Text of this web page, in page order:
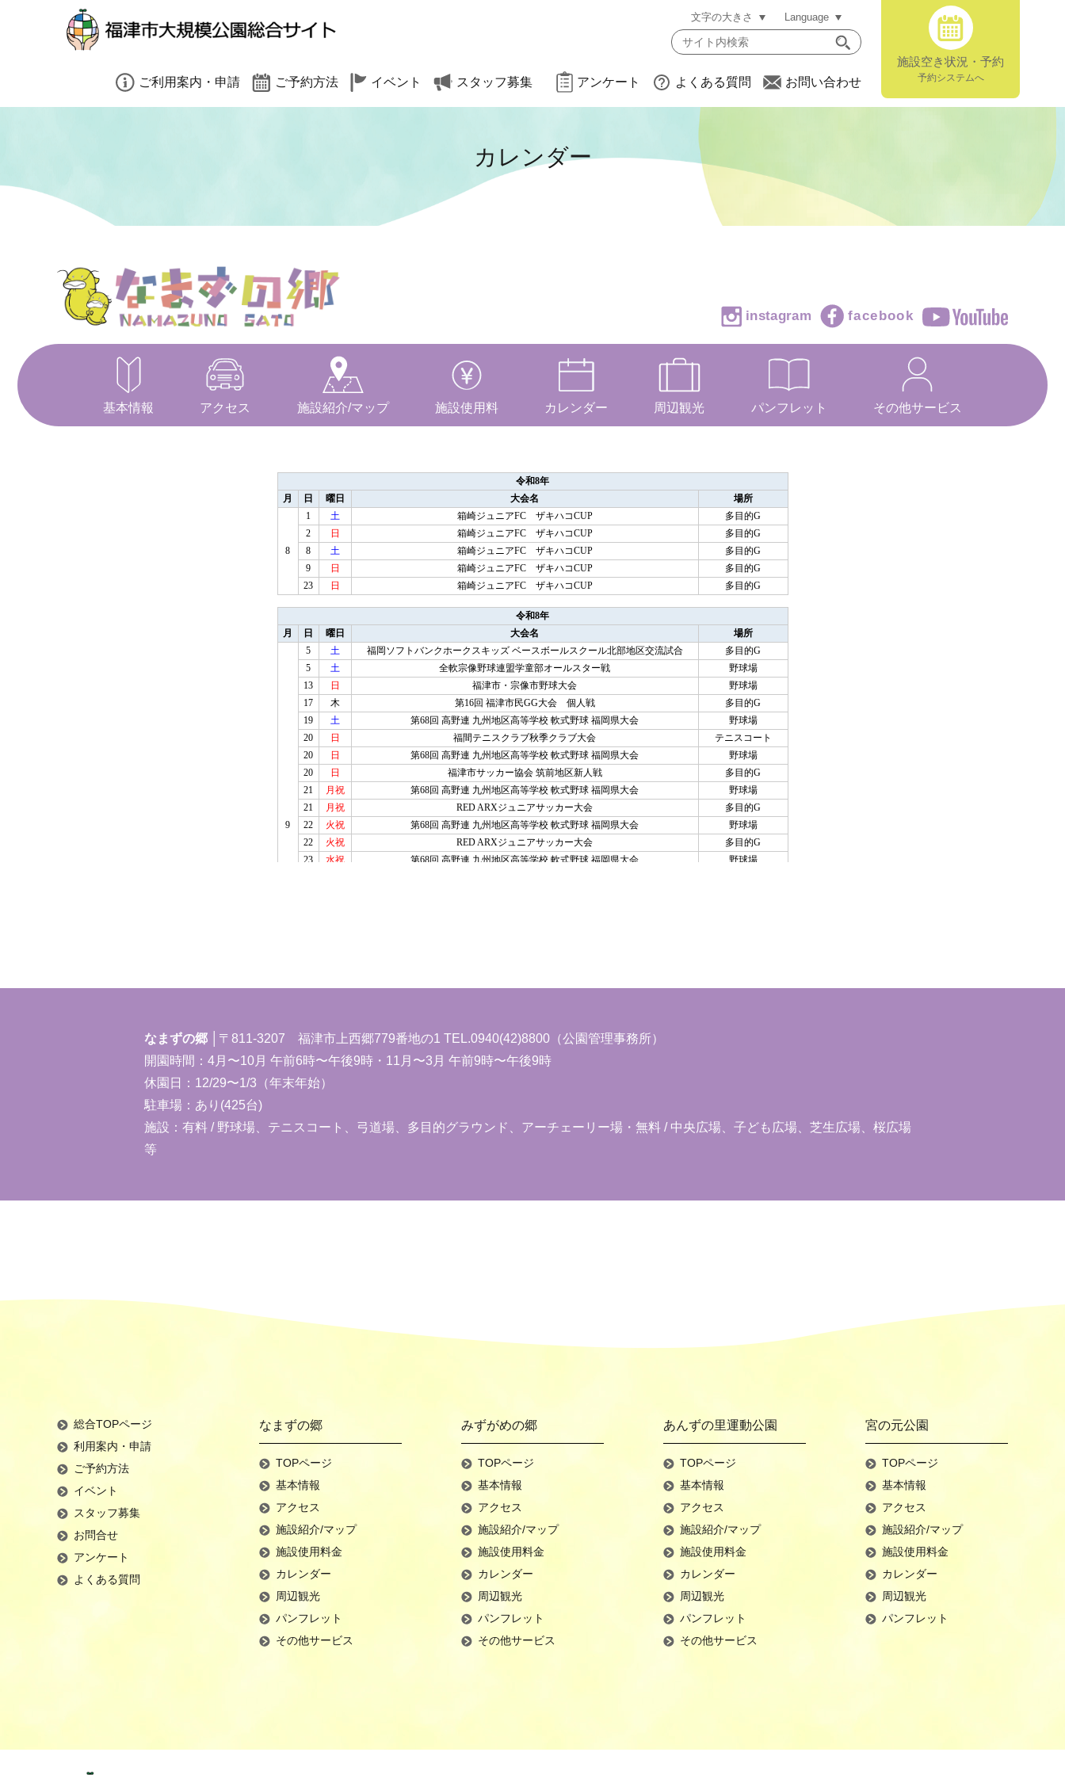
文字の大きさ
小（標準）
閉じる
Language
ご利用案内・申請 ご予約方法 イベント スタッフ募集 アンケート よくある質問 お問い合わせ
施設空き状況・予約
予約システムへ
カレンダー
instagram facebook
基本情報 アクセス 施設紹介/マップ 施設使用料 カレンダー 周辺観光 パンフレット その他サービス
なまずの郷 │ 〒811-3207 福津市上西郷779番地の1 TEL.0940(42)8800（公園管理事務所）
開園時間：4月〜10月 午前6時〜午後9時・11月〜3月 午前9時〜午後9時
休園日：12/29〜1/3（年末年始）
駐車場：あり(425台)
施設：有料 / 野球場、テニスコート、弓道場、多目的グラウンド、アーチェーリー場・無料 / 中央広場、子ども広場、芝生広場、桜広場
等
総合TOPページ
利用案内・申請
ご予約方法
イベント
スタッフ募集
お問合せ
アンケート
よくある質問
なまずの郷
TOPページ
基本情報
アクセス
施設紹介/マップ
施設使用料金
カレンダー
周辺観光
パンフレット
その他サービス
みずがめの郷
TOPページ
基本情報
アクセス
施設紹介/マップ
施設使用料金
カレンダー
周辺観光
パンフレット
その他サービス
あんずの里運動公園
TOPページ
基本情報
アクセス
施設紹介/マップ
施設使用料金
カレンダー
周辺観光
パンフレット
その他サービス
宮の元公園
TOPページ
基本情報
アクセス
施設紹介/マップ
施設使用料金
カレンダー
周辺観光
パンフレット